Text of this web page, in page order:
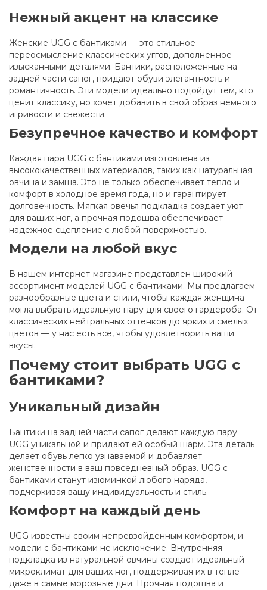
Нежный акцент на классике
Женские UGG с бантиками — это стильное
переосмысление классических уггов, дополненное
изысканными деталями. Бантики, расположенные на
задней части сапог, придают обуви элегантность и
романтичность. Эти модели идеально подойдут тем, кто
ценит классику, но хочет добавить в свой образ немного
игривости и свежести.
Безупречное качество и комфорт
Каждая пара UGG с бантиками изготовлена из
высококачественных материалов, таких как натуральная
овчина и замша. Это не только обеспечивает тепло и
комфорт в холодное время года, но и гарантирует
долговечность. Мягкая овечья подкладка создает уют
для ваших ног, а прочная подошва обеспечивает
надежное сцепление с любой поверхностью.
Модели на любой вкус
В нашем интернет-магазине представлен широкий
ассортимент моделей UGG с бантиками. Мы предлагаем
разнообразные цвета и стили, чтобы каждая женщина
могла выбрать идеальную пару для своего гардероба. От
классических нейтральных оттенков до ярких и смелых
цветов — у нас есть всё, чтобы удовлетворить ваши
вкусы.
Почему стоит выбрать UGG с
бантиками?
Уникальный дизайн
Бантики на задней части сапог делают каждую пару
UGG уникальной и придают ей особый шарм. Эта деталь
делает обувь легко узнаваемой и добавляет
женственности в ваш повседневный образ. UGG с
бантиками станут изюминкой любого наряда,
подчеркивая вашу индивидуальность и стиль.
Комфорт на каждый день
UGG известны своим непревзойденным комфортом, и
модели с бантиками не исключение. Внутренняя
подкладка из натуральной овчины создает идеальный
микроклимат для ваших ног, поддерживая их в тепле
даже в самые морозные дни. Прочная подошва и